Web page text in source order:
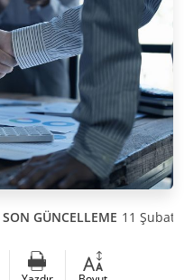
SON GÜNCELLEME 11 Şubat